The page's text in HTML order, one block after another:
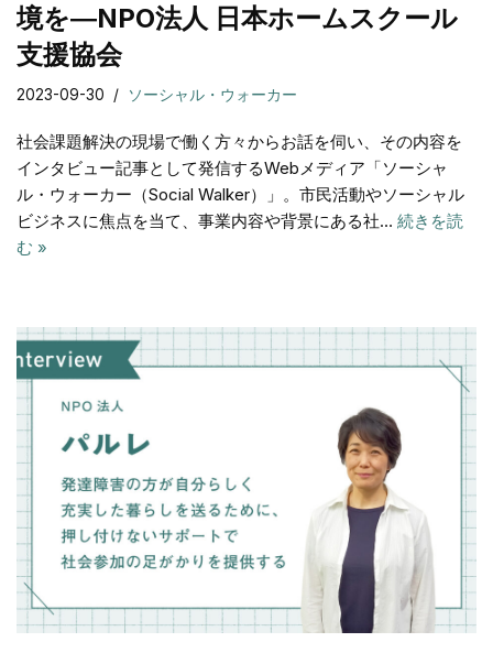
境を―NPO法人 日本ホームスクール
支援協会
2023-09-30 ソーシャル・ウォーカー
社会課題解決の現場で働く方々からお話を伺い、その内容を
インタビュー記事として発信するWebメディア「ソーシャ
ル・ウォーカー（Social Walker）」。市⺠活動やソーシャル
ビジネスに焦点を当て、事業内容や背景にある社… 続きを読
む »